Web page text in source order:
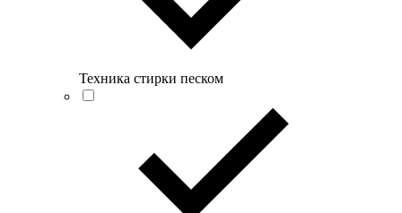
Техника стирки песком